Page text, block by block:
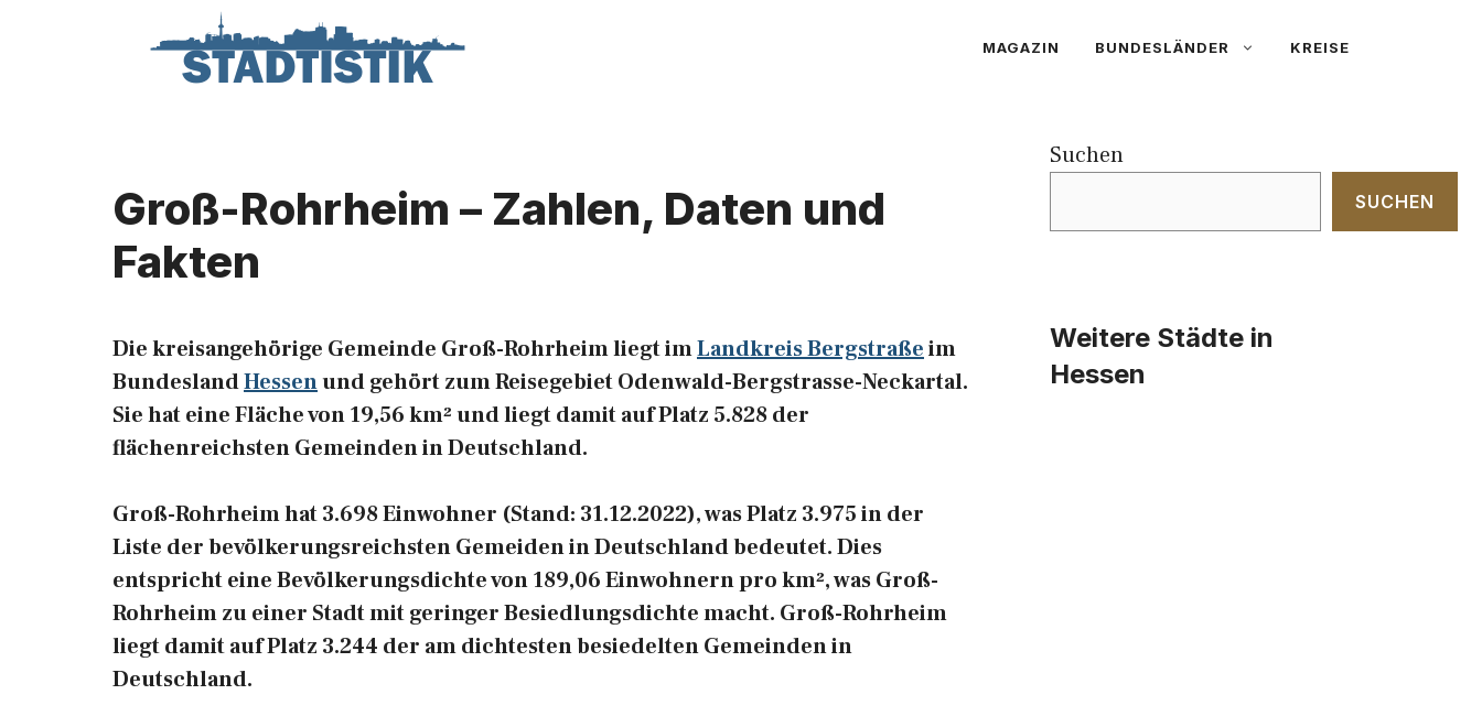
MAGAZIN BUNDESLÄNDER KREISE
Groß-Rohrheim – Zahlen, Daten und
Fakten
Die kreisangehörige Gemeinde Groß-Rohrheim liegt imLandkreis Bergstraßeim
BundeslandHessenund gehört zum Reisegebiet Odenwald-Bergstrasse-Neckartal.
Sie hat eine Fläche von 19,56 km² und liegt damit auf Platz 5.828 der
flächenreichsten Gemeinden in Deutschland.
Groß-Rohrheim hat 3.698 Einwohner (Stand: 31.12.2022), was Platz 3.975 in der
Liste der bevölkerungsreichsten Gemeiden in Deutschland bedeutet. Dies
entspricht eine Bevölkerungsdichte von 189,06 Einwohnern pro km², was Groß-
Rohrheim zu einer Stadt mit geringer Besiedlungsdichte macht. Groß-Rohrheim
liegt damit auf Platz 3.244 der am dichtesten besiedelten Gemeinden in
Deutschland.
Suchen
SUCHEN
Weitere Städte in
Hessen